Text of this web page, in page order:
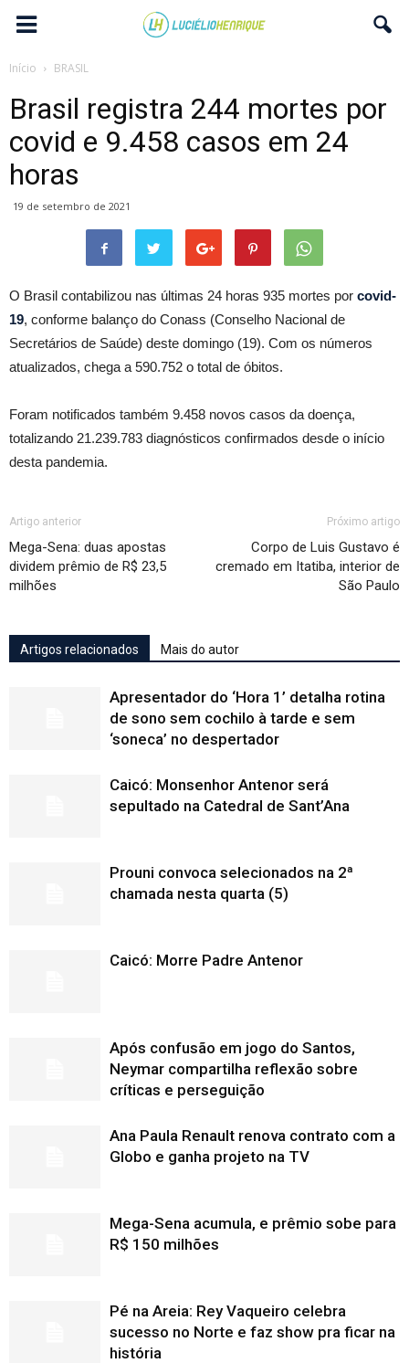
Início BRASIL
Brasil registra 244 mortes por
covid e 9.458 casos em 24
horas
19 de setembro de 2021
O Brasil contabilizou nas últimas 24 horas 935 mortes por covid-
19, conforme balanço do Conass (Conselho Nacional de
Secretários de Saúde) deste domingo (19). Com os números
atualizados, chega a 590.752 o total de óbitos.
Foram notificados também 9.458 novos casos da doença,
totalizando 21.239.783 diagnósticos confirmados desde o início
desta pandemia.
Artigo anterior
Mega-Sena: duas apostas
dividem prêmio de R$ 23,5
milhões
Próximo artigo
Corpo de Luis Gustavo é
cremado em Itatiba, interior de
São Paulo
Artigos relacionados Mais do autor
Apresentador do ‘Hora 1’ detalha rotina
de sono sem cochilo à tarde e sem
‘soneca’ no despertador
Caicó: Monsenhor Antenor será
sepultado na Catedral de Sant’Ana
Prouni convoca selecionados na 2ª
chamada nesta quarta (5)
Caicó: Morre Padre Antenor
Após confusão em jogo do Santos,
Neymar compartilha reflexão sobre
críticas e perseguição
Ana Paula Renault renova contrato com a
Globo e ganha projeto na TV
Mega-Sena acumula, e prêmio sobe para
R$ 150 milhões
Pé na Areia: Rey Vaqueiro celebra
sucesso no Norte e faz show pra ficar na
história